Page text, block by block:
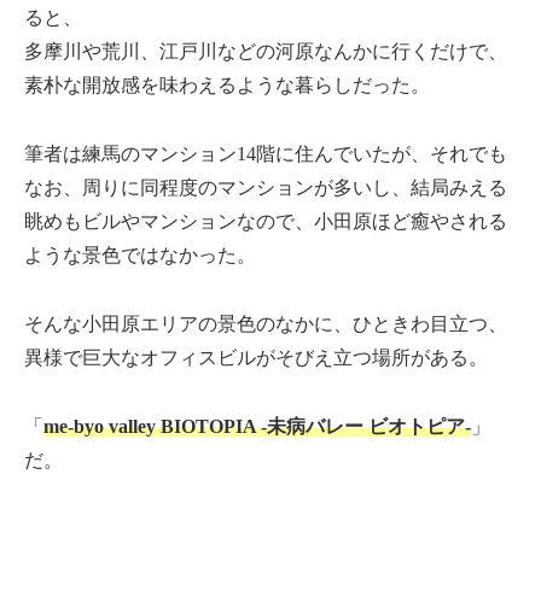
ると、
多摩川や荒川、江戸川などの河原なんかに行くだけで、
素朴な開放感を味わえるような暮らしだった。
筆者は練馬のマンション14階に住んでいたが、それでも
なお、周りに同程度のマンションが多いし、結局みえる
眺めもビルやマンションなので、小田原ほど癒やされる
ような景色ではなかった。
そんな小田原エリアの景色のなかに、ひときわ目立つ、
異様で巨大なオフィスビルがそびえ立つ場所がある。
「 me-byo valley BIOTOPIA -未病バレー ビオトピア- 」
だ。